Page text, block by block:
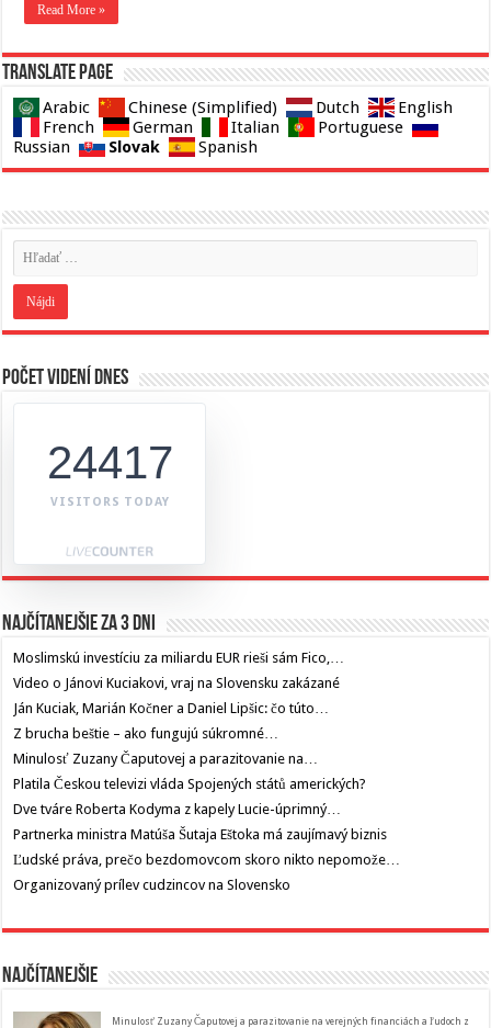
Read More »
Translate page
Arabic Chinese (Simplified) Dutch
English
French
German Italian
Portuguese
Russian
Slovak Spanish
Počet videní dnes
24417
VISITORS TODAY
Najčítanejšie za 3 dni
Moslimskú investíciu za miliardu EUR rieši sám Fico,…
Video o Jánovi Kuciakovi, vraj na Slovensku zakázané
Ján Kuciak, Marián Kočner a Daniel Lipšic: čo túto…
Z brucha beštie – ako fungujú súkromné…
Minulosť Zuzany Čaputovej a parazitovanie na…
Platila Českou televizi vláda Spojených států amerických?
Dve tváre Roberta Kodyma z kapely Lucie-úprimný…
Partnerka ministra Matúša Šutaja Eštoka má zaujímavý biznis
Ľudské práva, prečo bezdomovcom skoro nikto nepomože…
Organizovaný prílev cudzincov na Slovensko
Najčítanejšie
Minulosť Zuzany Čaputovej a parazitovanie na verejných financiách a ľudoch z